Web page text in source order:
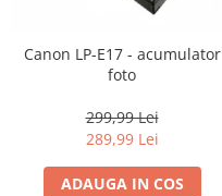
Canon LP-E17 - acumulator
foto
299,99 Lei
289,99 Lei
ADAUGA IN COS